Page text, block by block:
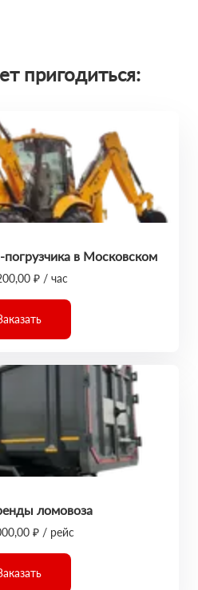
пригодиться:
погрузчика в Московском
₽ / час
ломовоза
₽ / рейс